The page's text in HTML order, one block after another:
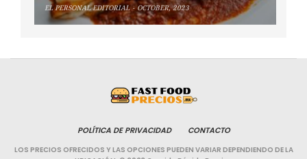
EL PERSONAL EDITORIAL OCTOBER, 2023
POLÍTICA DE PRIVACIDAD CONTACTO
LOS PRECIOS OFRECIDOS Y LAS OPCIONES PUEDEN VARIAR DEPENDIENDO DE LA